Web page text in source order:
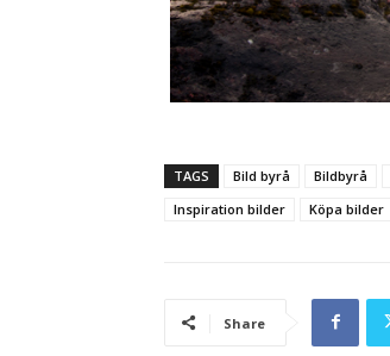
TAGS Bild byrå Bildbyrå
Inspiration bilder
Köpa bilder
Share